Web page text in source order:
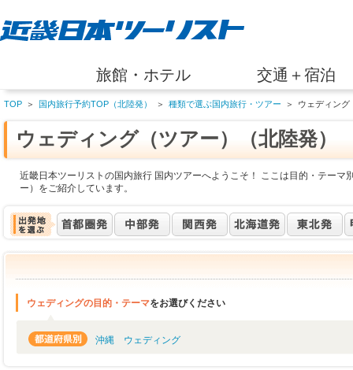
旅館・ホテル 交通＋宿泊
TOP ＞ 国内旅行予約TOP（北陸発） ＞ 種類で選ぶ国内旅行・ツアー ＞ ウェディング
ウェディング（ツアー）（北陸発）
近畿日本ツーリストの国内旅行 国内ツアーへようこそ！ ここは目的・テーマ
ー）をご紹介しています。
ウェディングの目的・テーマをお選びください
沖縄 ウェディング